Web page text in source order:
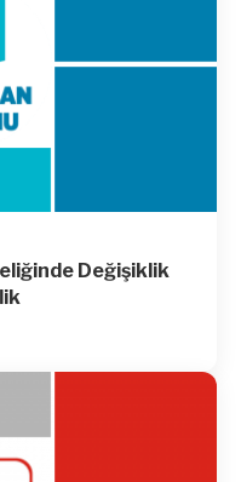
Değişiklik